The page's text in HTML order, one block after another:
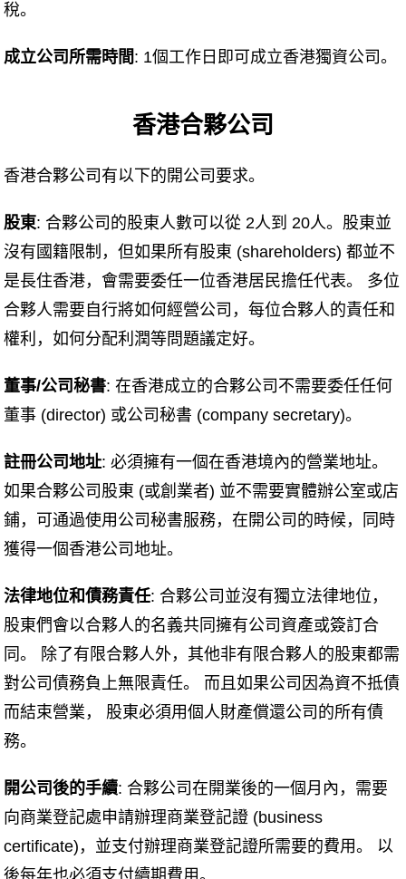
稅。
成立公司所需時間: 1個工作日即可成立香港獨資公司。
香港合夥公司
香港合夥公司有以下的開公司要求。
股東: 合夥公司的股東人數可以從 2人到 20人。股東並
沒有國籍限制，但如果所有股東 (shareholders) 都並不
是長住香港，會需要委任一位香港居民擔任代表。 多位
合夥人需要自行將如何經營公司，每位合夥人的責任和
權利，如何分配利潤等問題議定好。
董事/公司秘書: 在香港成立的合夥公司不需要委任任何
董事 (director) 或公司秘書 (company secretary)。
註冊公司地址: 必須擁有一個在香港境內的營業地址。
如果合夥公司股東 (或創業者) 並不需要實體辦公室或店
鋪，可通過使用公司秘書服務，在開公司的時候，同時
獲得一個香港公司地址。
法律地位和債務責任: 合夥公司並沒有獨立法律地位，
股東們會以合夥人的名義共同擁有公司資產或簽訂合
同。 除了有限合夥人外，其他非有限合夥人的股東都需
對公司債務負上無限責任。 而且如果公司因為資不抵債
而結束營業， 股東必須用個人財產償還公司的所有債
務。
開公司後的手續: 合夥公司在開業後的一個月內，需要
向商業登記處申請辦理商業登記證 (business
certificate)，並支付辦理商業登記證所需要的費用。 以